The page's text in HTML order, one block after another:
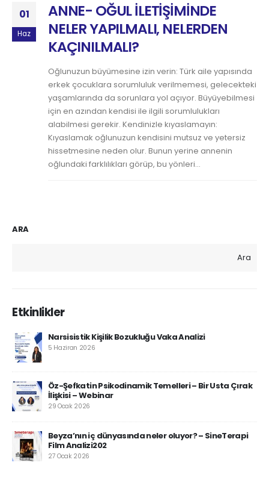
01
Haz
ANNE- OĞUL İLETİŞİMİNDE
NELER YAPILMALI, NELERDEN
KAÇINILMALI?
Oğlunuzun büyümesine izin verin: Türk aile yapısında
erkek çocuklara sorumluluk verilmemesi, gelecekteki
yaşamlarında da sorunlara yol açıyor. Büyüyebilmesi
için en azından kendisi ile ilgili sorumlulukları
alabilmesi gerekir. Kendinizle kıyaslamayın:
Kıyaslamak oğlunuzun kendisini mutsuz ve yetersiz
hissetmesine neden olur. Bunun yerine annenin
oğlundaki farklılıkları görüp, bu yönleri...
ARA
Ara
Etkinlikler
Narsisistik Kişilik Bozukluğu Vaka Analizi
5 Haziran 2026
Öz-Şefkatin Psikodinamik Temelleri – Bir Usta Çırak
İlişkisi – Webinar
29 Ocak 2026
Beyza’nın iç dünyasında neler oluyor? – SineTerapi
Film Analizi202
27 Ocak 2026